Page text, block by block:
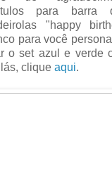
para
"happy
para você
o set azul e verde
clique aqui.